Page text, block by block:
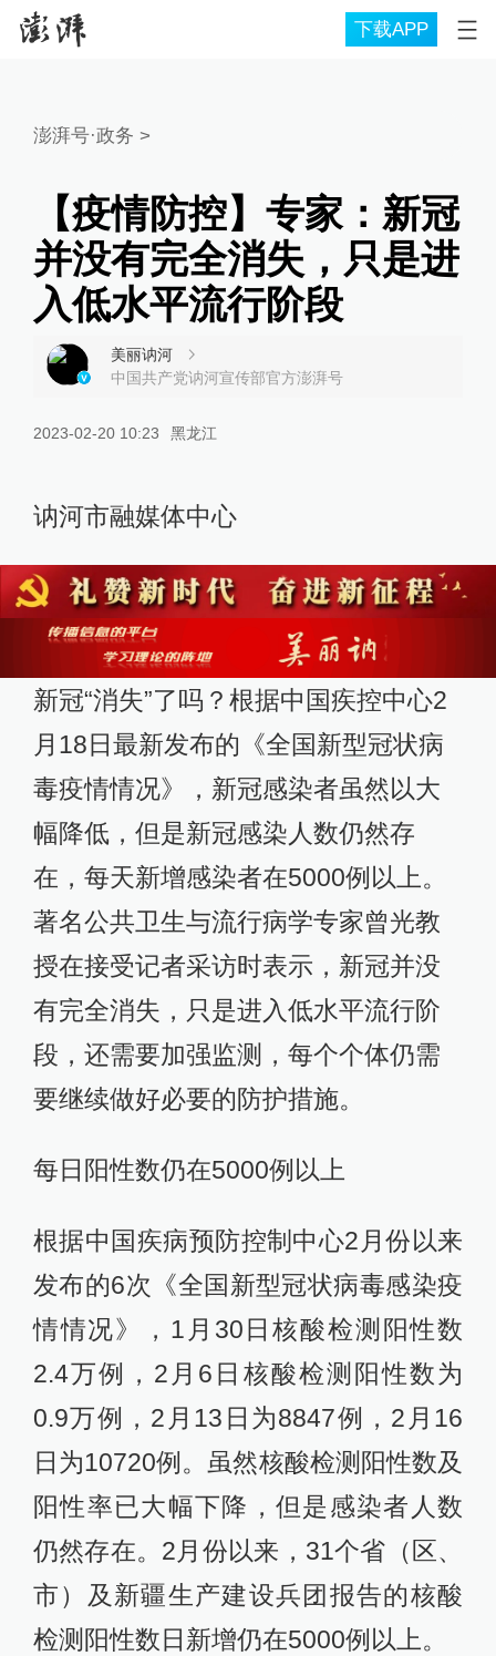
下载APP
澎湃号·政务 >
【疫情防控】专家：新冠
并没有完全消失，只是进
入低水平流行阶段
美丽讷河
中国共产党讷河宣传部官方澎湃号
2023-02-20 10:23 黑龙江
讷河市融媒体中心
新冠“消失”了吗？根据中国疾控中心2
月18日最新发布的《全国新型冠状病
毒疫情情况》，新冠感染者虽然以大
幅降低，但是新冠感染人数仍然存
在，每天新增感染者在5000例以上。
著名公共卫生与流行病学专家曾光教
授在接受记者采访时表示，新冠并没
有完全消失，只是进入低水平流行阶
段，还需要加强监测，每个个体仍需
要继续做好必要的防护措施。
每日阳性数仍在5000例以上
根据中国疾病预防控制中心2月份以来
发布的6次《全国新型冠状病毒感染疫
情情况》，1月30日核酸检测阳性数
2.4万例，2月6日核酸检测阳性数为
0.9万例，2月13日为8847例，2月16
日为10720例。虽然核酸检测阳性数及
阳性率已大幅下降，但是感染者人数
仍然存在。2月份以来，31个省（区、
市）及新疆生产建设兵团报告的核酸
检测阳性数日新增仍在5000例以上。